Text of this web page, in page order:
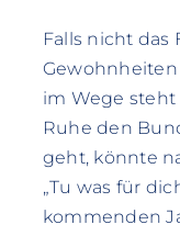
Falls nicht das
im Wege
Ruhe den
geht, könnte
„Tu was für
kommenden